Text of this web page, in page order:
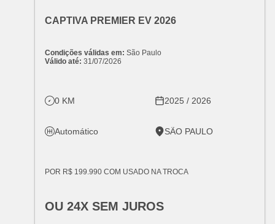
VARIANT:CHEVROLET
CAPTIVA PREMIER EV 2026
Condições válidas em: São Paulo
Válido até: 31/07/2026
0 KM 2025 / 2026
Automático SÃO PAULO
POR R$ 199.990 COM USADO NA TROCA
OU 24X SEM JUROS